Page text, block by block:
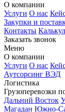
О компании
Услуги О нас
Закупки и
Контакты
Заказать звонок
Меню
О компании
Услуги О нас
Аутсорсинг ВЭД
Логистика
Грузоперевозки
Дальний Восток
Магадан Южно-